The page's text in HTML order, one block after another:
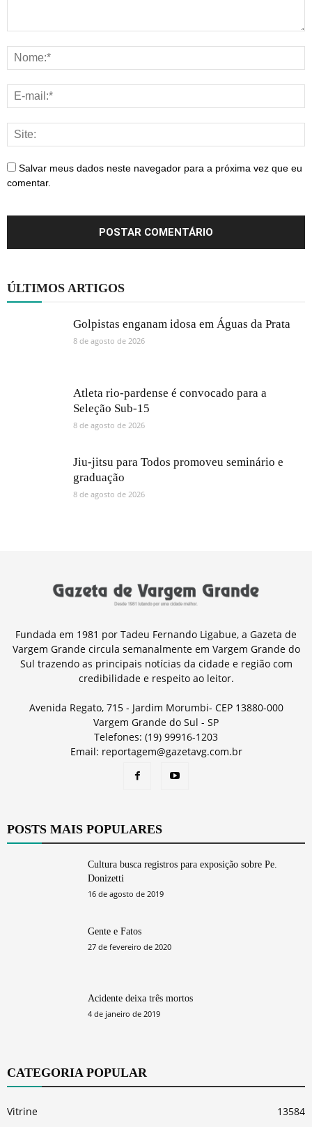
Salvar meus dados neste navegador para a próxima vez que eu
comentar.
ÚLTIMOS ARTIGOS
Golpistas enganam idosa em Águas da Prata
8 de agosto de 2026
Atleta rio-pardense é convocado para a
Seleção Sub-15
8 de agosto de 2026
Jiu-jitsu para Todos promoveu seminário e
graduação
8 de agosto de 2026
Fundada em 1981 por Tadeu Fernando Ligabue, a Gazeta de
Vargem Grande circula semanalmente em Vargem Grande do
Sul trazendo as principais notícias da cidade e região com
credibilidade e respeito ao leitor.
Avenida Regato, 715 - Jardim Morumbi- CEP 13880-000
Vargem Grande do Sul - SP
Telefones: (19) 99916-1203
Email: reportagem@gazetavg.com.br
POSTS MAIS POPULARES
Cultura busca registros para exposição sobre Pe.
Donizetti
16 de agosto de 2019
Gente e Fatos
27 de fevereiro de 2020
Acidente deixa três mortos
4 de janeiro de 2019
CATEGORIA POPULAR
Vitrine
13584